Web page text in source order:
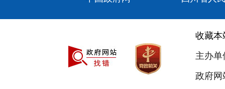
到目前为止，全国
层一线，带动6000多
民看，领着农民干，
【主持人】： 国家为
收藏本
主办
政府网